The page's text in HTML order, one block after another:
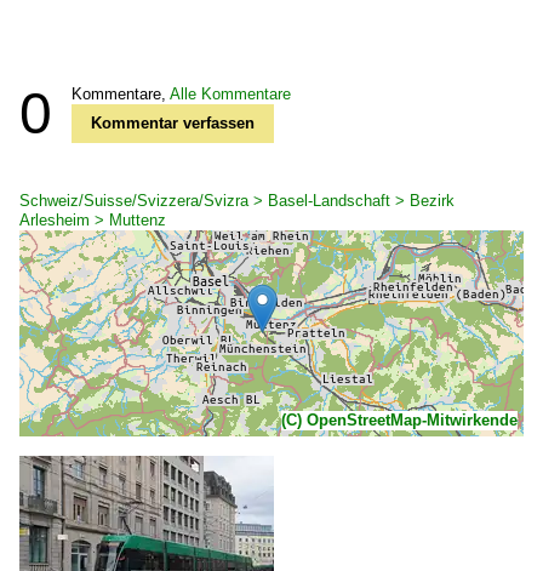
0 Kommentare, Alle Kommentare
Kommentar verfassen
Schweiz/Suisse/Svizzera/Svizra > Basel-Landschaft > Bezirk
Arlesheim > Muttenz
(C) OpenStreetMap-Mitwirkende